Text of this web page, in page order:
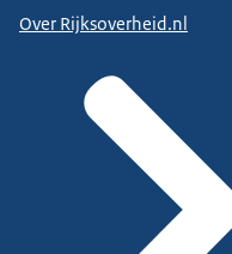
Over Rijksoverheid.nl